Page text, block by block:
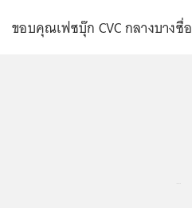
ขอบคุณเฟซบุ๊ก CVC กลางบางซื่อ